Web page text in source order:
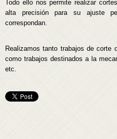
Todo ello nos permite realizar
alta precisión para su ajuste
correspondan.
Realizamos tanto trabajos de corte
como trabajos destinados a la
etc.